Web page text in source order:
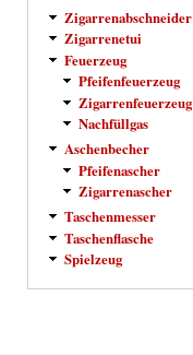
Zigarrenabschneider
Zigarrenetui
Feuerzeug
Pfeifenfeuerzeug
Zigarrenfeuerzeug
Nachfüllgas
Aschenbecher
Pfeifenascher
Zigarrenascher
Taschenmesser
Taschenflasche
Spielzeug